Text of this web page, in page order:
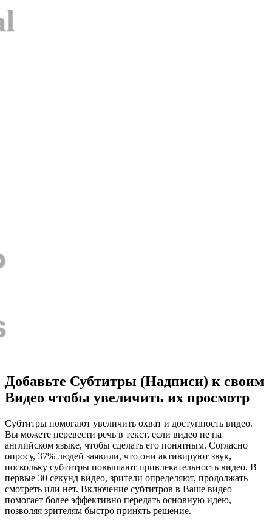
Добавьте Субтитры (Надписи) к своим
Видео чтобы увеличить их просмотр
Субтитры помогают увеличить охват и доступность видео.
Вы можете перевести речь в текст, если видео не на
английском языке, чтобы сделать его понятным. Согласно
опросу, 37% людей заявили, что они активируют звук,
поскольку субтитры повышают привлекательность видео. В
первые 30 секунд видео, зрители определяют, продолжать
смотреть или нет. Включение субтитров в Ваше видео
помогает более эффективно передать основную идею,
позволяя зрителям быстро принять решение.